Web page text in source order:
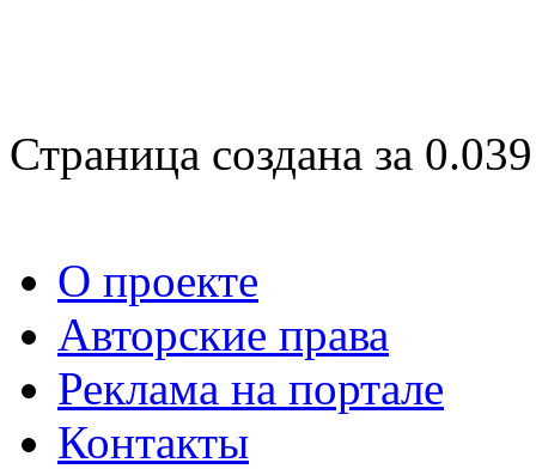
Страница создана за
О проекте
Авторские права
Реклама на портале
Контакты